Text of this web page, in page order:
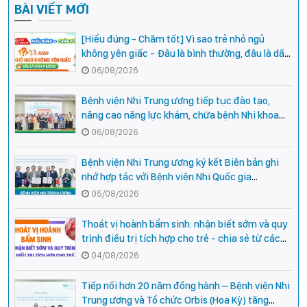
BÀI VIẾT MỚI
[Hiểu đúng - Chăm tốt] Vì sao trẻ nhỏ ngủ
không yên giấc - Đâu là bình thường, đâu là dấu
hiệu cần đi khám ngay?
06/08/2026
Bệnh viện Nhi Trung ương tiếp tục đào tạo,
nâng cao năng lực khám, chữa bệnh Nhi khoa
cho cán bộ y tế tại các tỉnh miền núi phía Bắc
06/08/2026
Bệnh viện Nhi Trung ương ký kết Biên bản ghi
nhớ hợp tác với Bệnh viện Nhi Quốc gia
Campuchia
05/08/2026
Thoát vị hoành bẩm sinh: nhận biết sớm và quy
trình điều trị tích hợp cho trẻ - chia sẻ từ các
chuyên gia hàng đầu của Bệnh Viện Nhi Trung
04/08/2026
Tiếp nối hơn 20 năm đồng hành – Bệnh viện Nhi
Trung ương và Tổ chức Orbis (Hoa Kỳ) tăng